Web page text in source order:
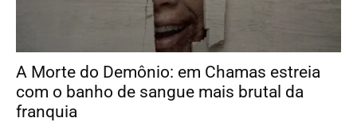
A Morte do Demônio: em Chamas estreia
com o banho de sangue mais brutal da
franquia